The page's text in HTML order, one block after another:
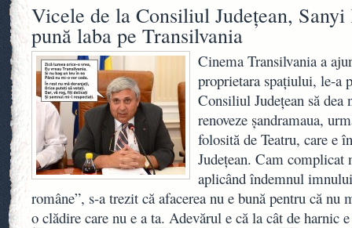
Vicele de la Consiliul Judeţean, Sanyi
pună laba pe Transilvania
Cinema Transilvania a
proprietara spaţiului, le-a
Consiliul Judeţean să dea
renoveze şandramaua,
folosită de Teatru, care e
Judeţean. Cam complicat
aplicând îndemnul
române”, s-a trezit că afacerea nu e bună pentru că nu
o clădire care nu e a ta. Adevărul e că la cât de harnic